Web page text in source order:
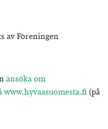
av Föreningen
ansöka om
(på